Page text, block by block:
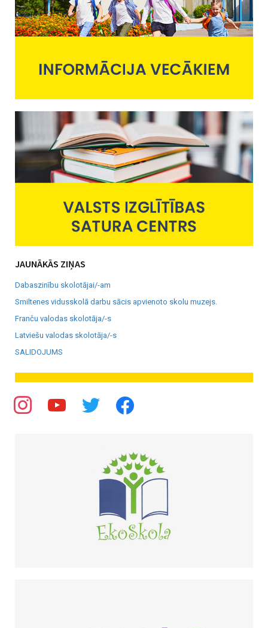
JAUNĀKĀS ZIŅAS
Dabaszinību skolotājai/-am
Smiltenes vidusskolā darbu sācis apvienoto skolu muzejs.
Franču valodas skolotāja/-s
Latviešu valodas skolotāja/-s
SALIDOJUMS